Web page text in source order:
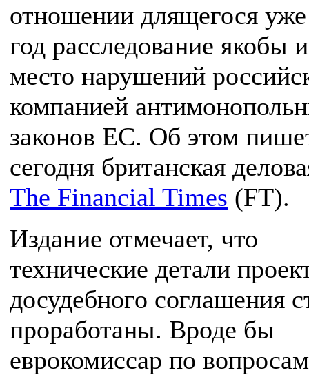
отношении длящегося
год расследование якобы
место нарушений
компанией
законов ЕС. Об этом
сегодня британская
The Financial Times (FT).
Издание отмечает, что
технические детали
досудебного соглашения
проработаны. Вроде бы
еврокомиссар по вопросам